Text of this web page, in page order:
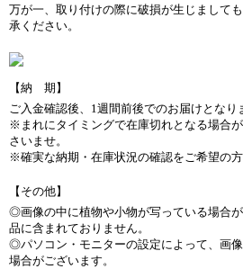
万が一、取り付けの際に破損が生じまして
承ください。
【納 期】
ご入金確認後、1週間前後でのお届けとなり
※まれにタイミングで在庫切れとなる場合
さいませ。
※確実な納期・在庫状況の確認をご希望の方
【その他】
◎画像の中に植物や小物が写っている場合
品に含まれておりません。
◎パソコン・モニターの設定によって、画
場合がございます。